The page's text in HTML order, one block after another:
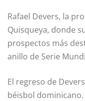
Rafael Devers, la
Quisqueya, donde
prospectos más
anillo de Serie
El regreso de
béisbol